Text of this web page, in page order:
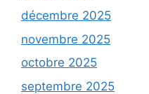
décembre 2025
novembre 2025
octobre 2025
septembre 2025